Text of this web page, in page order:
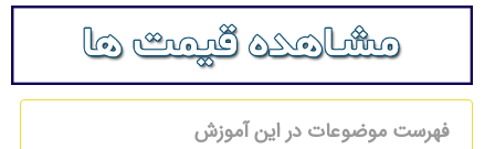
فهرست موضوعات در این آموزش